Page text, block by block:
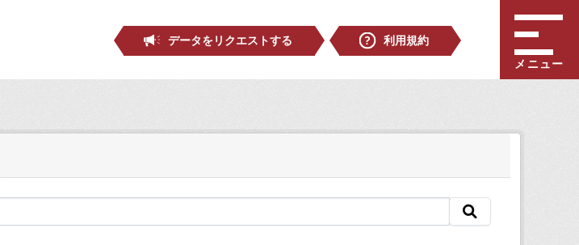
データをリクエストする
利用規約
メニュー